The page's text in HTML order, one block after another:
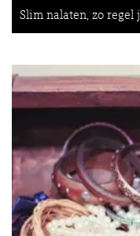
Slim nalaten, zo regel